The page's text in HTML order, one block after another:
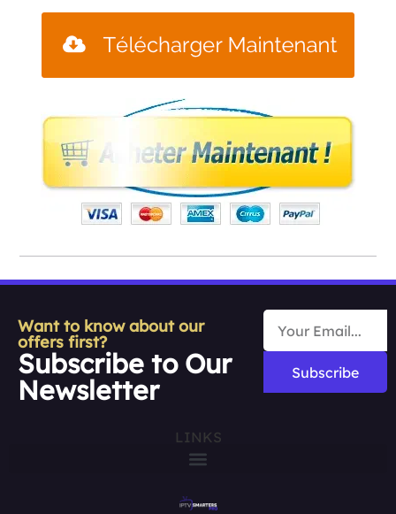
Want to know about our
offers first?
Subscribe to Our
Newsletter
Subscribe
LINKS